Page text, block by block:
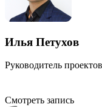
Илья Петухов
Руководитель
Смотреть запись